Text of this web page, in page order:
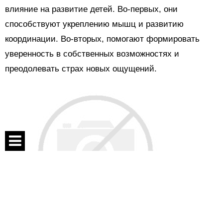
влияние на развитие детей. Во-первых, они
способствуют укреплению мышц и развитию
координации. Во-вторых, помогают формировать
уверенность в собственных возможностях и
преодолевать страх новых ощущений.